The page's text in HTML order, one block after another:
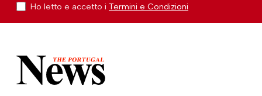
Ho letto e accetto i Termini e Condizioni